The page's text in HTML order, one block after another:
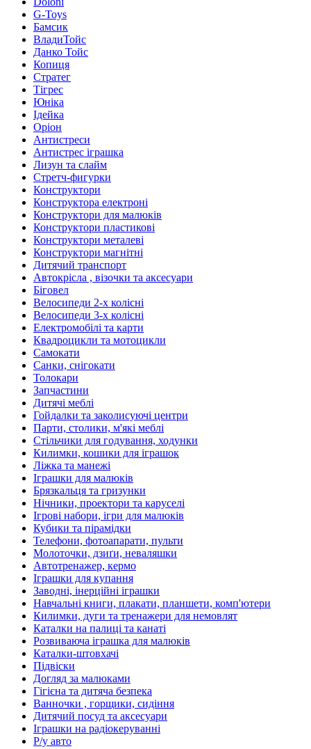
G-Toys
Бамсик
ВладиТойс
Данко Тойс
Копиця
Стратег
Тігрес
Юніка
Ідейка
Оріон
Антистреси
Антистрес іграшка
Лизун та слайм
Стретч-фигурки
Конструктори
Конструктора електроні
Конструктори для малюків
Конструктори пластикові
Конструктори металеві
Конструктори магнітні
Дитячий транспорт
Автокрісла , візочки та аксесуари
Біговел
Велосипеди 2-х колісні
Велосипеди 3-х колісні
Електромобілі та карти
Квадроцикли та мотоцикли
Самокати
Санки, снігокати
Толокари
Запчастини
Дитячі меблі
Гойдалки та заколисуючі центри
Парти, столики, м'які меблі
Стільчики для годування, ходунки
Килимки, кошики для іграшок
Ліжка та манежі
Іграшки для малюків
Брязкальця та гризунки
Нічники, проектори та каруселі
Ігрові набори, ігри для малюків
Кубики та пірамідки
Телефони, фотоапарати, пульти
Молоточки, дзиґи, неваляшки
Автотренажер, кермо
Іграшки для купання
Заводні, інерційні іграшки
Навчальні книги, плакати, планшети, комп'ютери
Килимки, дуги та тренажери для немовлят
Каталки на палиці та канаті
Розвиваюча іграшка для малюків
Каталки-штовхачі
Підвіски
Догляд за малюками
Гігієна та дитяча безпека
Ванночки , горщики, сидіння
Дитячий посуд та аксесуари
Іграшки на радіокеруванні
Р/у авто